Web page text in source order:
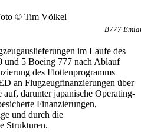
B777
im Laufe des
und 5 Boeing 777 nach Ablauf
des Flottenprogramms
an Flugzeugfinanzierungen über
darunter japanische Operating-
Finanzierungen,
und durch die
Strukturen.